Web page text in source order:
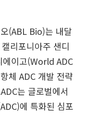
(ABL Bio)는 내달
리포니아주 샌디
에이고(World ADC
체 ADC 개발 전략
는 글로벌에서
에 특화된 심포